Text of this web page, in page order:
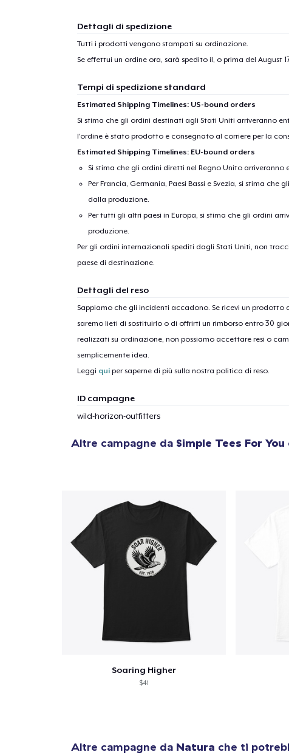
Dettagli di spedizione
Tutti i prodotti vengono stampati su ordinazione.
Se effettui un ordine ora, sarà spedito il, o prima del August
Tempi di spedizione standard
Estimated Shipping Timelines: US-bound orders
Si stima che gli ordini destinati agli Stati Uniti arriveranno
l'ordine è stato prodotto e consegnato al corriere per la
Estimated Shipping Timelines: EU-bound orders
Si stima che gli ordini diretti nel Regno Unito arriveranno
Per Francia, Germania, Paesi Bassi e Svezia, si stima che
dalla produzione.
Per tutti gli altri paesi in Europa, si stima che gli ordini
produzione.
Per gli ordini internazionali spediti dagli Stati Uniti, non
paese di destinazione.
Dettagli del reso
Sappiamo che gli incidenti accadono. Se ricevi un
saremo lieti di sostituirlo o di offrirti un rimborso entro 30
realizzati su ordinazione, non possiamo accettare resi o
semplicemente idea.
Leggi quiper saperne di più sulla nostra politica di reso.
ID campagne
wild-horizon-outfitters
Altre campagne da Simple Tees For You
Soaring Higher
$41
Altre campagne da Natura che ti
articolo